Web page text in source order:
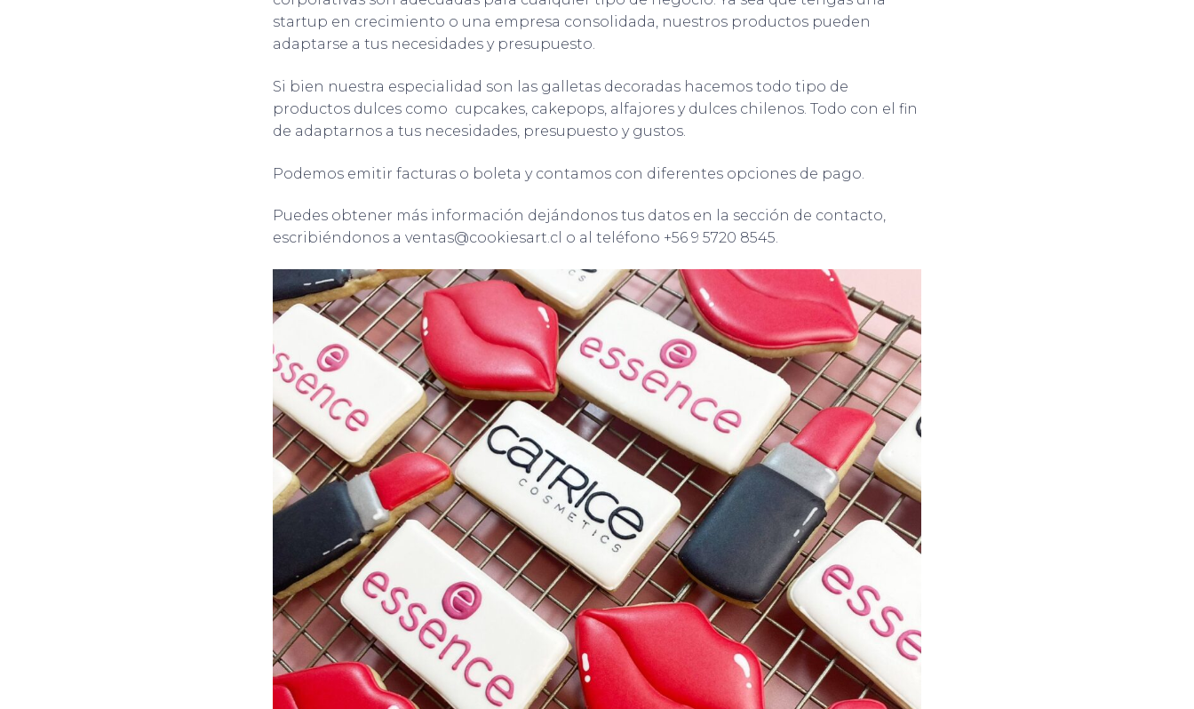
startup en crecimiento o una empresa consolidada, nuestros productos pueden
adaptarse a tus necesidades y presupuesto.
Si bien nuestra especialidad son las galletas decoradas hacemos todo tipo de
productos dulces como cupcakes, cakepops, alfajores y dulces chilenos. Todo con el fin
de adaptarnos a tus necesidades, presupuesto y gustos.
Podemos emitir facturas o boleta y contamos con diferentes opciones de pago.
Puedes obtener más información dejándonos tus datos en la sección de contacto,
escribiéndonos a ventas@cookiesart.cl o al teléfono +56 9 5720 8545.